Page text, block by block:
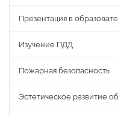
Презентация в
Изучение ПДД
Пожарная безопасность
Эстетическое развитие